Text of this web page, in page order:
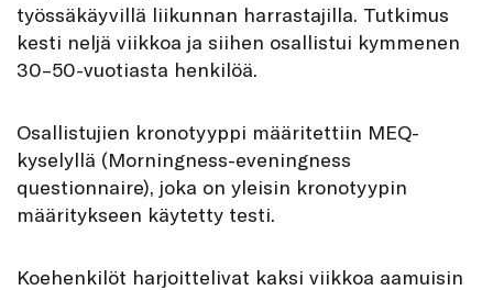
työssäkäyvillä liikunnan harrastajilla. Tutkimus
kesti neljä viikkoa ja siihen osallistui kymmenen
30–50-vuotiasta henkilöä.
Osallistujien kronotyyppi määritettiin MEQ-
kyselyllä (Morningness-eveningness
questionnaire), joka on yleisin kronotyypin
määritykseen käytetty testi.
Koehenkilöt harjoittelivat kaksi viikkoa aamuisin